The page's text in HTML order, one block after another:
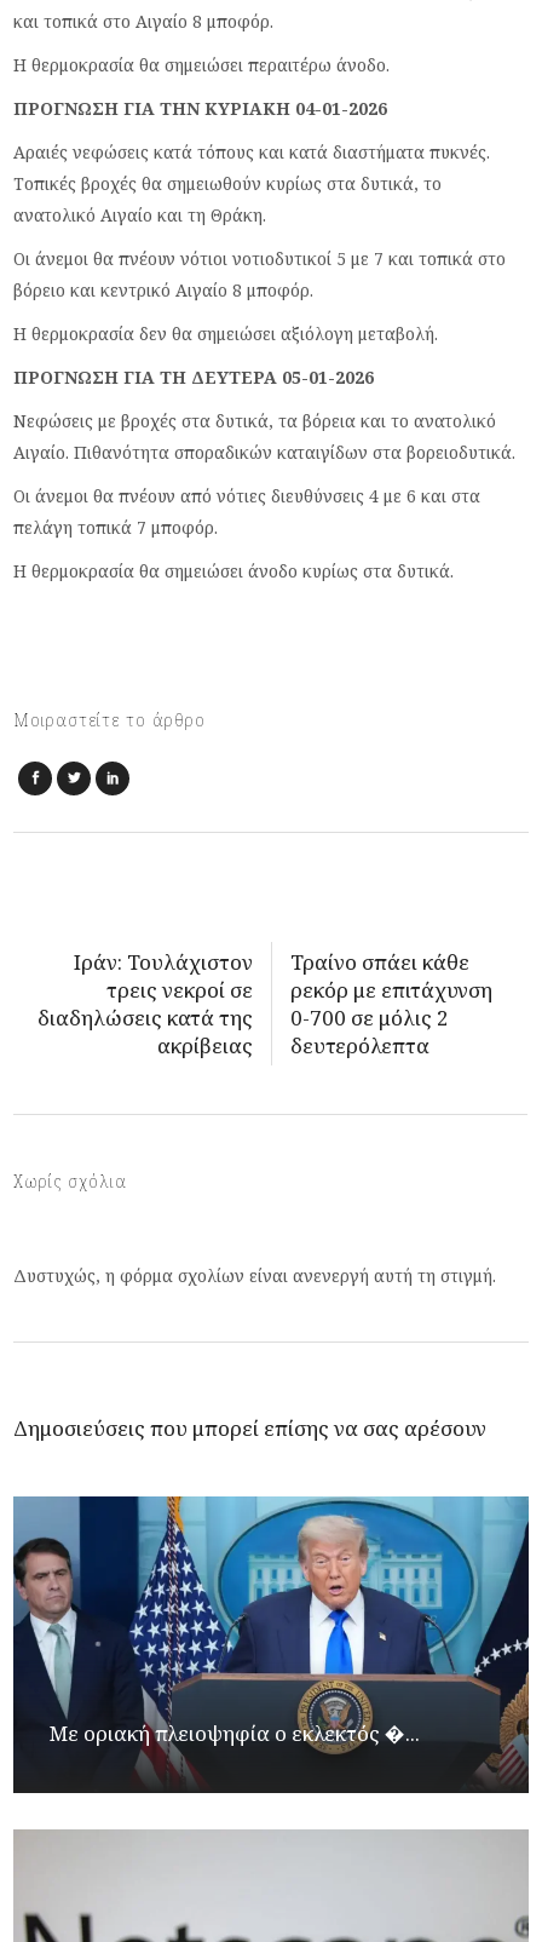
και τοπικά στο Αιγαίο 8 μποφόρ.
Η θερμοκρασία θα σημειώσει περαιτέρω άνοδο.
ΠΡΟΓΝΩΣΗ ΓΙΑ ΤΗΝ ΚΥΡΙΑΚΗ 04-01-2026
Αραιές νεφώσεις κατά τόπους και κατά διαστήματα πυκνές.
Τοπικές βροχές θα σημειωθούν κυρίως στα δυτικά, το
ανατολικό Αιγαίο και τη Θράκη.
Οι άνεμοι θα πνέουν νότιοι νοτιοδυτικοί 5 με 7 και τοπικά στο
βόρειο και κεντρικό Αιγαίο 8 μποφόρ.
Η θερμοκρασία δεν θα σημειώσει αξιόλογη μεταβολή.
ΠΡΟΓΝΩΣΗ ΓΙΑ ΤΗ ΔΕΥΤΕΡΑ 05-01-2026
Νεφώσεις με βροχές στα δυτικά, τα βόρεια και το ανατολικό
Αιγαίο. Πιθανότητα σποραδικών καταιγίδων στα βορειοδυτικά.
Οι άνεμοι θα πνέουν από νότιες διευθύνσεις 4 με 6 και στα
πελάγη τοπικά 7 μποφόρ.
Η θερμοκρασία θα σημειώσει άνοδο κυρίως στα δυτικά.
Μοιραστείτε το άρθρο
Ιράν: Τουλάχιστον
τρεις νεκροί σε
διαδηλώσεις κατά της
ακρίβειας
Τραίνο σπάει κάθε
ρεκόρ με επιτάχυνση
0-700 σε μόλις 2
δευτερόλεπτα
Χωρίς σχόλια
Δυστυχώς, η φόρμα σχολίων είναι ανενεργή αυτή τη στιγμή.
Δημοσιεύσεις που μπορεί επίσης να σας αρέσουν
Με οριακή πλειοψηφία ο εκλεκτός �...